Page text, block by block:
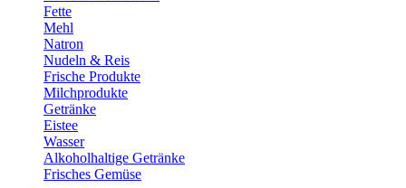
Fette
Mehl
Natron
Nudeln & Reis
Frische Produkte
Milchprodukte
Getränke
Eistee
Wasser
Alkoholhaltige Getränke
Frisches Gemüse